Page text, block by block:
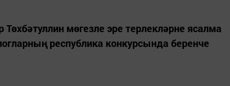
мөгезле эре терлекләрне ясалма
республика конкурсында беренче